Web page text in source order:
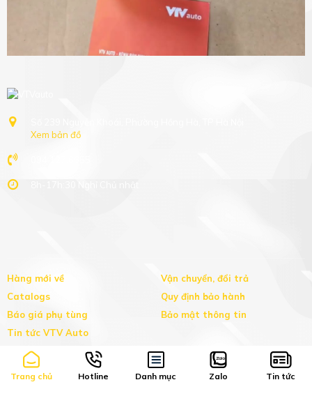
Xem bản đồ
8h-17h:30 Nghỉ Chủ nhật
Trang chủ Hotline Danh mục Zalo Tin tức